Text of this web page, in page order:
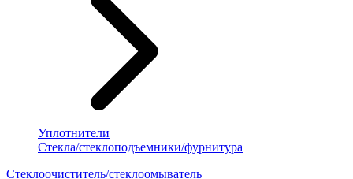
Уплотнители
Стекла/стеклоподъемники/фурнитура
Стеклоочиститель/стеклоомыватель